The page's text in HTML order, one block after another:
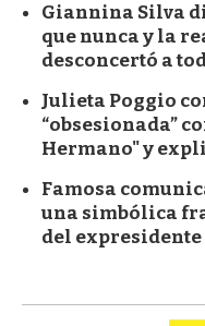
Giannina Silva
que nunca y la
desconcertó a
Julieta Poggio
“obsesionada”
Hermano" y
Famosa
una simbólica
del expresidente